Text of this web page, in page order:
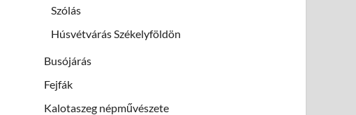
Szólás
Húsvétvárás Székelyföldön
Busójárás
Fejfák
Kalotaszeg népművészete